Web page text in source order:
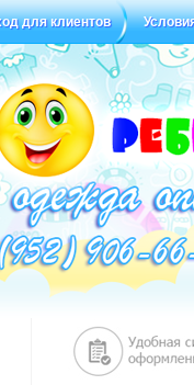
для клиентов